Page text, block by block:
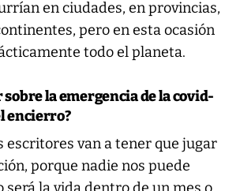
en ciudades, en provincias,
pero en esta ocasión
todo el planeta.
sobre la emergencia de la covid-
encierro?
escritores van a tener que jugar
porque nadie nos puede
será la vida dentro de un mes o